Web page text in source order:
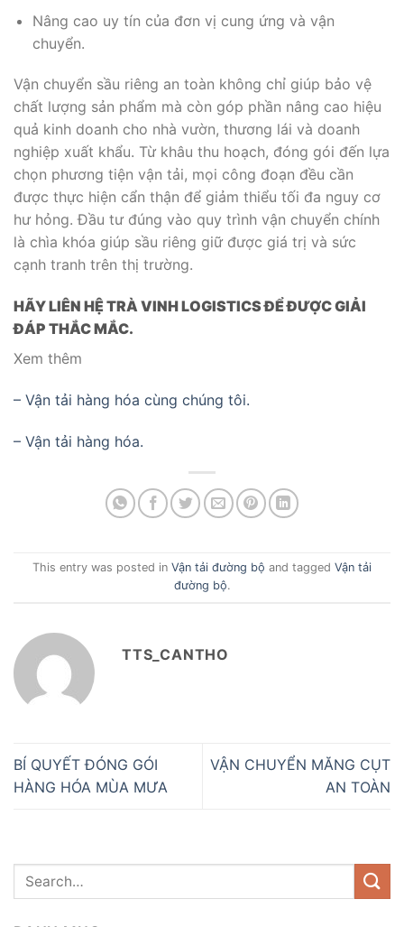
Nâng cao uy tín của đơn vị cung ứng và vận
chuyển.
Vận chuyển sầu riêng an toàn không chỉ giúp bảo vệ
chất lượng sản phẩm mà còn góp phần nâng cao hiệu
quả kinh doanh cho nhà vườn, thương lái và doanh
nghiệp xuất khẩu. Từ khâu thu hoạch, đóng gói đến lựa
chọn phương tiện vận tải, mọi công đoạn đều cần
được thực hiện cẩn thận để giảm thiểu tối đa nguy cơ
hư hỏng. Đầu tư đúng vào quy trình vận chuyển chính
là chìa khóa giúp sầu riêng giữ được giá trị và sức
cạnh tranh trên thị trường.
HÃY LIÊN HỆ TRÀ VINH LOGISTICS ĐỂ ĐƯỢC GIẢI
ĐÁP THẮC MẮC.
Xem thêm
– Vận tải hàng hóa cùng chúng tôi.
– Vận tải hàng hóa.
This entry was posted in Vận tải đường bộ and tagged Vận tải
đường bộ.
TTS_CANTHO
BÍ QUYẾT ĐÓNG GÓI
HÀNG HÓA MÙA MƯA
VẬN CHUYỂN MĂNG CỤT
AN TOÀN